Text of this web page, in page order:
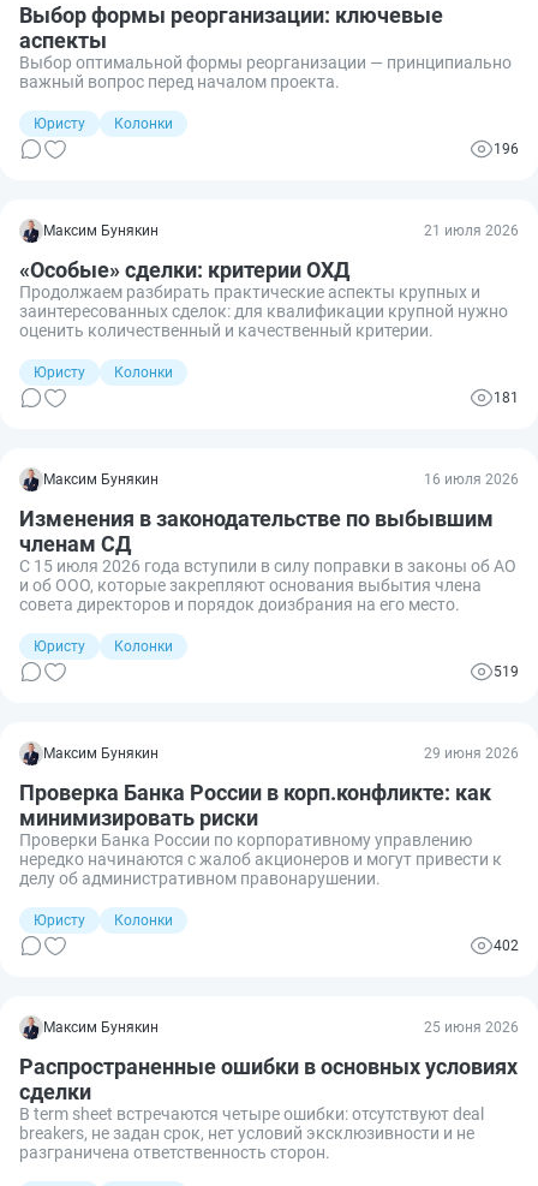
Выбор формы реорганизации: ключевые
аспекты
Выбор оптимальной формы реорганизации — принципиально
важный вопрос перед началом проекта.
Юристу
Колонки
196
Максим Бунякин 21 июля 2026
«Особые» сделки: критерии ОХД
Продолжаем разбирать практические аспекты крупных и
заинтересованных сделок: для квалификации крупной нужно
оценить количественный и качественный критерии.
Юристу
Колонки
181
Максим Бунякин 16 июля 2026
Изменения в законодательстве по выбывшим
членам СД
С 15 июля 2026 года вступили в силу поправки в законы об АО
и об ООО, которые закрепляют основания выбытия члена
совета директоров и порядок доизбрания на его место.
Юристу
Колонки
519
Максим Бунякин 29 июня 2026
Проверка Банка России в корп.конфликте: как
минимизировать риски
Проверки Банка России по корпоративному управлению
нередко начинаются с жалоб акционеров и могут привести к
делу об административном правонарушении.
Юристу
Колонки
402
Максим Бунякин 25 июня 2026
Распространенные ошибки в основных условиях
сделки
В term sheet встречаются четыре ошибки: отсутствуют deal
breakers, не задан срок, нет условий эксклюзивности и не
разграничена ответственность сторон.